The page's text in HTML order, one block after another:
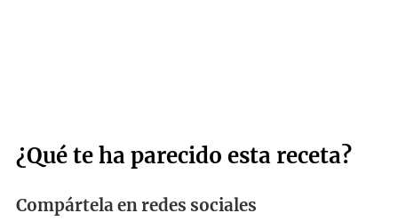
¿Qué te ha parecido esta receta?
Compártela en redes sociales